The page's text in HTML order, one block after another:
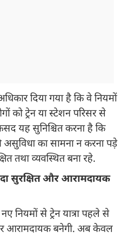
दिया गया है कि वे नियमों
को ट्रेन या स्टेशन परिसर से
यह सुनिश्चित करना है कि
असुविधा का सामना न करना पड़े
तथा व्यवस्थित बना रहे.
सुरक्षित और आरामदायक
नियमों से ट्रेन यात्रा पहले से
आरामदायक बनेगी. अब केवल